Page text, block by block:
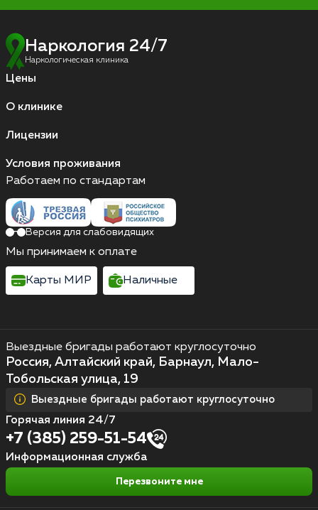
Наркология 24/7
Наркологическая клиника
Цены
О клинике
Лицензии
Условия проживания
Выездные бригады работают круглосуточно
Россия, Алтайский край, Барнаул, Мало-
Тобольская улица, 19
Выездные бригады работают круглосуточно
Горячая линия 24/7
+7 (385) 259-51-54
Информационная служба
Перезвоните мне
Работаем по стандартам
Версия для слабовидящих
Мы принимаем к оплате
Карты МИР Наличные